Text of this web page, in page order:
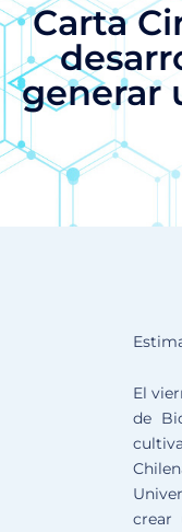
Carta
generar
El
de
crear